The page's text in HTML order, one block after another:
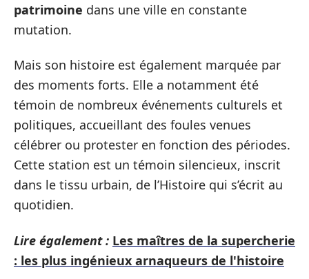
patrimoine dans une ville en constante
mutation.
Mais son histoire est également marquée par
des moments forts. Elle a notamment été
témoin de nombreux événements culturels et
politiques, accueillant des foules venues
célébrer ou protester en fonction des périodes.
Cette station est un témoin silencieux, inscrit
dans le tissu urbain, de l’Histoire qui s’écrit au
quotidien.
Lire également : Les maîtres de la supercherie
: les plus ingénieux arnaqueurs de l'histoire